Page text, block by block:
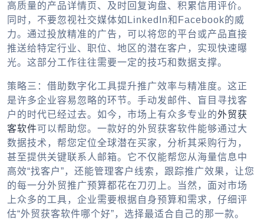
高质量的产品详情页、及时回复询盘、积累信用评价。
同时，不要忽视社交媒体如LinkedIn和Facebook的威
力。通过投放精准的广告，可以将您的平台或产品直接
推送给特定行业、职位、地区的潜在客户，实现快速曝
光。这部分工作往往需要一定的技巧和数据支撑。
策略三：借助数字化工具提升推广效率与精准度。这正
是许多企业容易忽略的环节。手动发邮件、盲目寻找客
户的时代已经过去。如今，市场上有众多专业的外贸获
客软件可以帮助您。一款好的外贸获客软件能够通过大
数据技术，帮您定位全球潜在买家，分析其采购行为，
甚至提供关键联系人邮箱。它不仅能帮您从海量信息中
高效“找客户”，还能管理客户线索，跟踪推广效果，让您
的每一分外贸推广预算都花在刀刃上。当然，面对市场
上众多的工具，企业需要根据自身预算和需求，仔细评
估“外贸获客软件哪个好”，选择最适合自己的那一款。